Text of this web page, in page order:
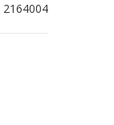
2164004